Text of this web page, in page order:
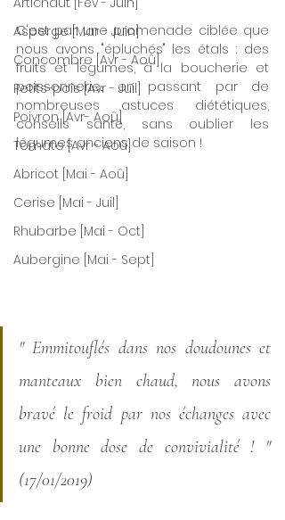
Asperge [Mar - Juin]
Concombre [Avr - Aoû]
Petits-pois [Avr - Juil]
Poivron [Avr- Aoû]
Tomate [Avr - Aoû]
Abricot [Mai - Aoû]
Cerise [Mai - Juil]
Rhubarbe [Mai - Oct]
Aubergine [Mai - Sept]
C'est par une promenade ciblée que
nous avons "épluchés" les étals : des
fruits et légumes, à la boucherie et
poissonnerie... en passant par de
nombreuses astuces diététiques,
conseils santé, sans oublier les
légumes anciens de saison !
" Emmitouflés dans nos doudounes et
manteaux bien chaud, nous avons
bravé le froid par nos échanges avec
une bonne dose de convivialité ! "
(17/01/2019)